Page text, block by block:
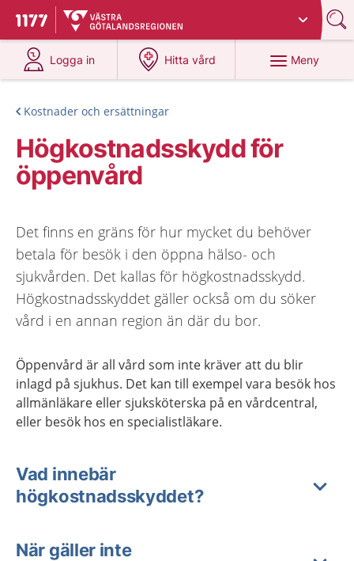
Till startsidan för 1177
Du har valt region
Logga in
på 1177.se
Hitta vård
på 1177.se
Meny
Kostnader och ersättningar
Högkostnadsskydd för
öppenvård
Det finns en gräns för hur mycket du behöver
betala för besök i den öppna hälso- och
sjukvården. Det kallas för högkostnadsskydd.
Högkostnadsskyddet gäller också om du söker
vård i en annan region än där du bor.
Öppenvård är all vård som inte kräver att du blir
inlagd på sjukhus. Det kan till exempel vara besök hos
allmänläkare eller sjuksköterska på en vårdcentral,
eller besök hos en specialistläkare.
Vad innebär
högkostnadsskyddet?
När gäller inte